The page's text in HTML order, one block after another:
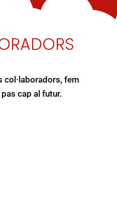
col·laboradors, fem
cap al futur.